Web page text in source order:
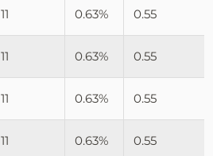
11 0.63% 0.55
11 0.63% 0.55
11 0.63% 0.55
11 0.63% 0.55